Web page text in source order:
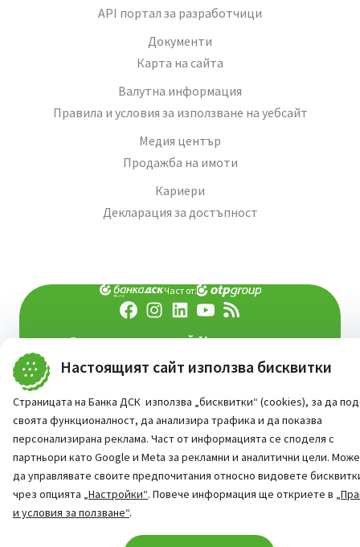
Настоящият сайт използва бисквитки
Страницата на Банка ДСК използва „бисквитки“ (cookies), за да
своята функционалност, да анализира трафика и да показва
персонализирана реклама. Част от информацията се споделя с
партньори като Google и Meta за рекламни и аналитични цели.
да управлявате своите предпочитания относно видовете
чрез опцията „Настройки“. Повече информация ще откриете в
и условия за ползване“.
API портал за разработчици
Документи
Карта на сайта
Валутна информация
Правила и условия за използване на уебсайт
Медия център
Продажба на имоти
Кариери
Декларация за достъпност
Част от:
При въпроси -попитай AI асистента ни
© 2026Всички права запазени